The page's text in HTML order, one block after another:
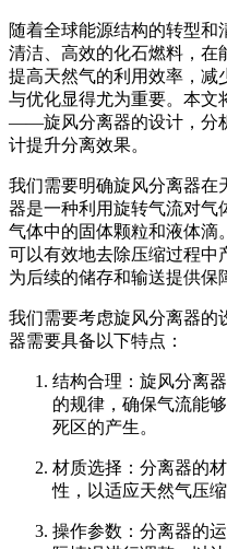
随着全球能源结构的转型和
清洁、高效的化石燃料，在
提高天然气的利用效率，减
与优化显得尤为重要。本文
——旋风分离器的设计，分
计提升分离效果。
我们需要明确旋风分离器在
器是一种利用旋转气流对气
气体中的固体颗粒和液体滴
可以有效地去除压缩过程中
为后续的储存和输送提供保
我们需要考虑旋风分离器的
器需要具备以下特点：
结构合理：旋风分离
的规律，确保气流能
死区的产生。
材质选择：分离器的
性，以适应天然气压
操作参数：分离器的